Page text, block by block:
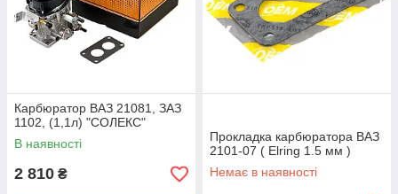
Карбюратор ВАЗ 21081, ЗАЗ
1102, (1,1л) "СОЛЕКС"
В наявності
2 810 ₴
Прокладка карбюратора ВАЗ
2101-07 ( Elring 1.5 мм )
Немає в наявності